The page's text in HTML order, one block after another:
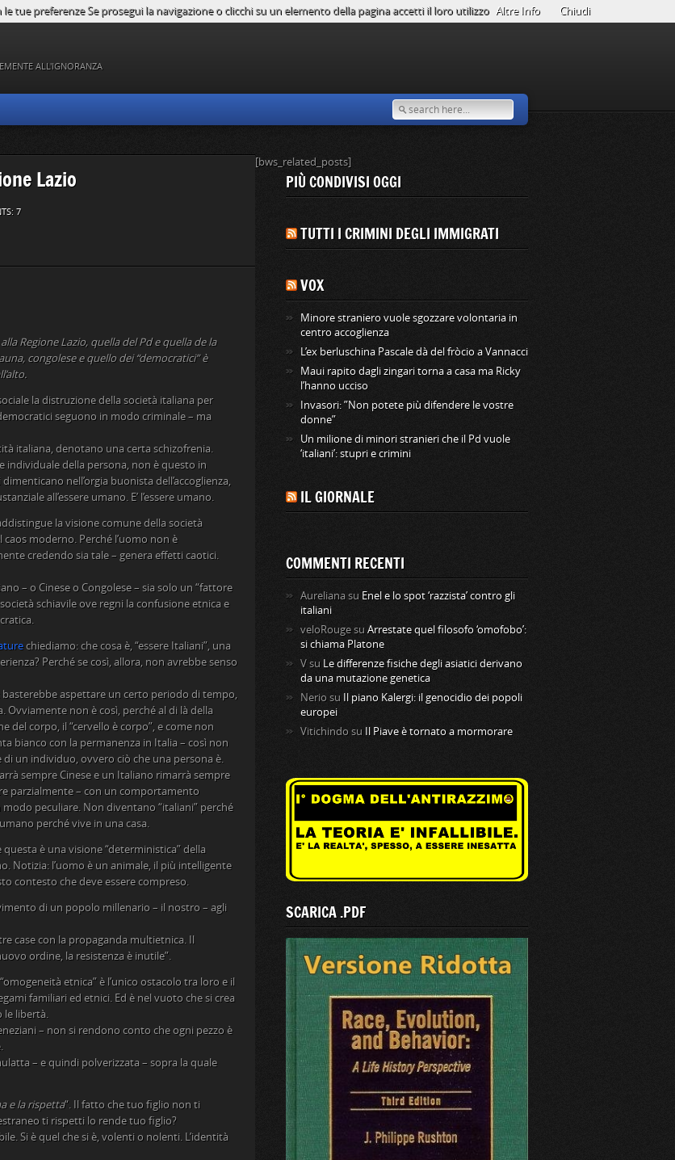
ALL'IGNORANZA
Lazio
7
Regione Lazio, quella del Pd e quella de la
congolese e quello dei “democratici” è
la distruzione della società italiana per
seguono in modo criminale – ma
italiana, denotano una certa schizofrenia.
individuale della persona, non è questo in
nell’orgia buonista dell’accoglienza,
all’essere umano. E’ l’essere umano.
la visione comune della società
moderno. Perché l’uomo non è
credendo sia tale – genera effetti caotici.
– o Cinese o Congolese – sia solo un “fattore
schiavile ove regni la confusione etnica e
chiediamo: che cosa è, “essere Italiani”, una
Perché se così, allora, non avrebbe senso
aspettare un certo periodo di tempo,
Ovviamente non è così, perché al di là della
del corpo, il “cervello è corpo”, e come non
bianco con la permanenza in Italia – così non
un individuo, ovvero ciò che una persona è.
sempre Cinese e un Italiano rimarrà sempre
parzialmente – con un comportamento
peculiare. Non diventano “italiani” perché
perché vive in una casa.
è una visione “deterministica” della
Notizia: l’uomo è un animale, il più intelligente
contesto che deve essere compreso.
di un popolo millenario – il nostro – agli
case con la propaganda multietnica. Il
ordine, la resistenza è inutile”.
etnica” è l’unico ostacolo tra loro e il
familiari ed etnici. Ed è nel vuoto che si crea
le libertà.
– non si rendono conto che ogni pezzo è
– e quindi polverizzata – sopra la quale
e la rispetta“. Il fatto che tuo figlio non ti
ti rispetti lo rende tuo figlio?
Si è quel che si è, volenti o nolenti. L’identità
[bws_related_posts]
PIÙ CONDIVISI OGGI
TUTTI I CRIMINI DEGLI IMMIGRATI
VOX
Minore straniero vuole sgozzare volontaria in
centro accoglienza
L’ex berluschina Pascale dà del fròcio a Vannacci
Maui rapito dagli zingari torna a casa ma Ricky
l’hanno ucciso
Invasori: ”Non potete più difendere le vostre
donne”
Un milione di minori stranieri che il Pd vuole
‘italiani’: stupri e crimini
IL GIORNALE
COMMENTI RECENTI
Aureliana su Enel e lo spot ‘razzista’ contro gli
italiani
veloRouge su Arrestate quel filosofo ‘omofobo’:
si chiama Platone
V su Le differenze fisiche degli asiatici derivano
da una mutazione genetica
Nerio su
Il piano Kalergi: il genocidio dei popoli
europei
Vitichindo su Il Piave è tornato a mormorare
SCARICA .PDF
tue preferenze Se prosegui la navigazione o clicchi su un elemento della pagina accetti il loro utilizzo Altre Info Chiudi